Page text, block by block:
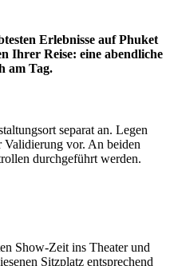
Erlebnisse auf Phuket
Ihrer Reise: eine abendliche
am Tag.
separat an. Legen
vor. An beiden
durchgeführt werden.
Show-Zeit ins Theater und
Sitzplatz entsprechend